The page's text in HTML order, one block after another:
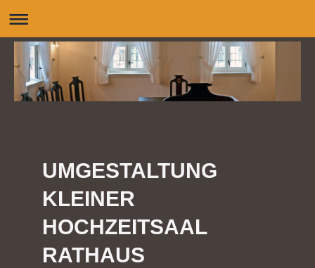
UMGESTALTUNG
KLEINER
HOCHZEITSAAL
RATHAUS